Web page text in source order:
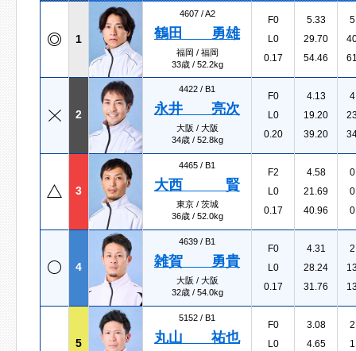
1
4607 /A2
鶴田 勇雄
福岡 / 福岡
33歳 / 52.2kg
F0
L0
0.17
5.33
29.70
54.46
2
4422 / B1
永井 亮次
大阪 / 大阪
34歳 / 52.8kg
F0
L0
0.20
4.13
19.20
39.20
3
4465 / B1
大西 賢
東京 / 茨城
36歳 / 52.0kg
F2
L0
0.17
4.58
21.69
40.96
4
4639 / B1
雑賀 勇貴
大阪 / 大阪
32歳 / 54.0kg
F0
L0
0.17
4.31
28.24
31.76
5
5152 / B1
丸山 祐也
F0
L0
3.08
4.65